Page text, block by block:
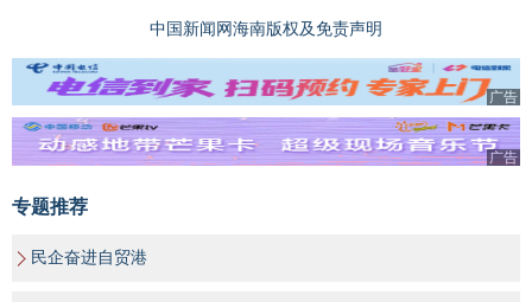
中国新闻网海南版权及免责声明
广告
广告
专题推荐
民企奋进自贸港